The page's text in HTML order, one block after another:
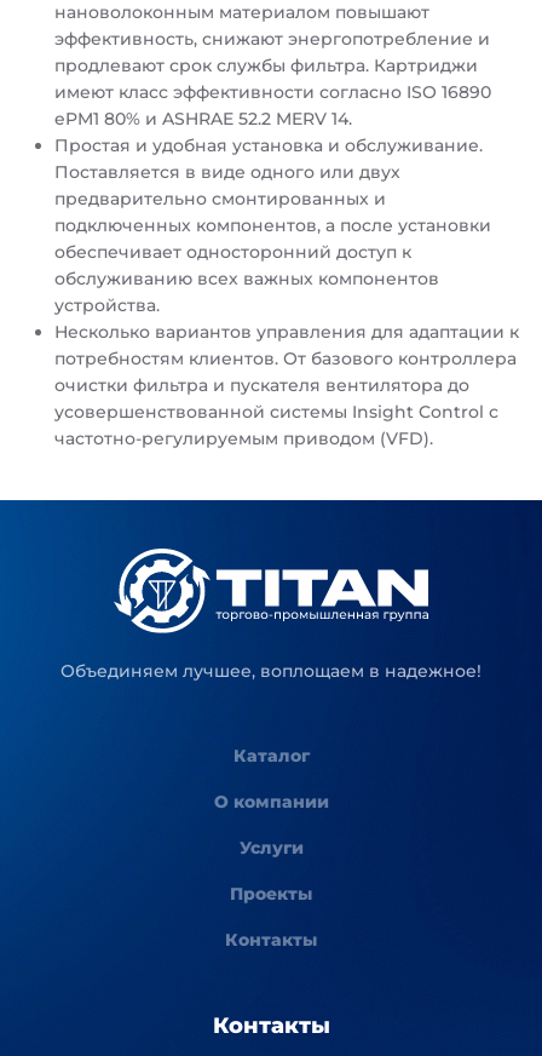
нановолоконным материалом повышают
эффективность, снижают энергопотребление и
продлевают срок службы фильтра. Картриджи
имеют класс эффективности согласно ISO 16890
ePM1 80% и ASHRAE 52.2 MERV 14.
Простая и удобная установка и обслуживание.
Поставляется в виде одного или двух
предварительно смонтированных и
подключенных компонентов, а после установки
обеспечивает односторонний доступ к
обслуживанию всех важных компонентов
устройства.
Несколько вариантов управления для адаптации к
потребностям клиентов. От базового контроллера
очистки фильтра и пускателя вентилятора до
усовершенствованной системы Insight Control с
частотно-регулируемым приводом (VFD).
Объединяем лучшее, воплощаем в надежное!
Каталог
О компании
Услуги
Проекты
Контакты
Контакты